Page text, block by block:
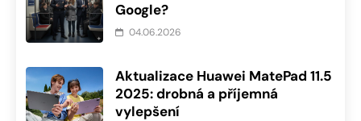
Google?
04.06.2026
Aktualizace Huawei MatePad 11.5
2025: drobná a příjemná
vylepšení